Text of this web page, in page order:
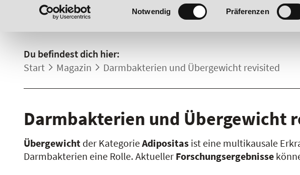
Einwilligungsauswahl
Notwendig Präferenzen
DETAILS.
Du befindest dich hier:
Start
Magazin Darmbakterien und Übergewicht revisited
Darmbakterien und Übergewicht
Übergewicht der KategorieAdipositas ist eine multikausale
Darmbakterien eine Rolle. Aktueller Forschungsergebnisse